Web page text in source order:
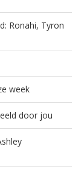
Ronahi, Tyron
week
door jou